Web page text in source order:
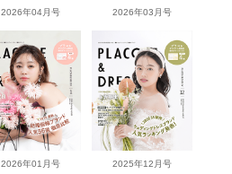
2026年04月号 2026年03月号
2026年01月号 2025年12月号